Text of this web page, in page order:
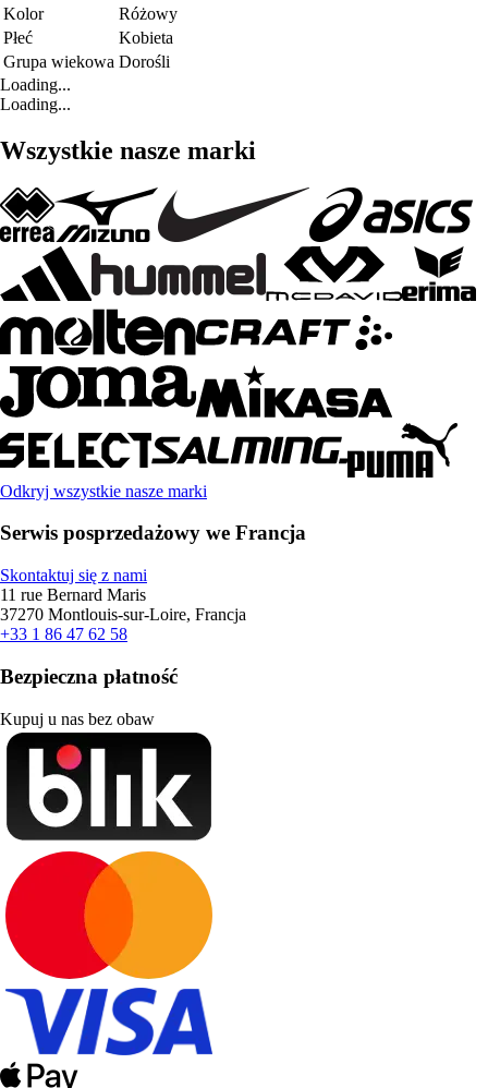
Kolor
Różowy
Płeć
Kobieta
Grupa wiekowa Dorośli
Loading...
Loading...
Wszystkie nasze marki
Odkryj wszystkie nasze marki
Serwis posprzedażowy we Francja
Skontaktuj się z nami
11 rue Bernard Maris
37270 Montlouis-sur-Loire, Francja
+33 1 86 47 62 58
Bezpieczna płatność
Kupuj u nas bez obaw